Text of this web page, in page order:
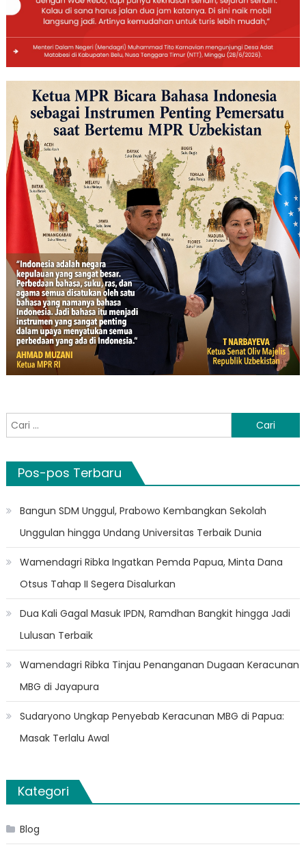
Cari
untuk:
Pos-pos Terbaru
Bangun SDM Unggul, Prabowo Kembangkan Sekolah
Unggulan hingga Undang Universitas Terbaik Dunia
Wamendagri Ribka Ingatkan Pemda Papua, Minta Dana
Otsus Tahap II Segera Disalurkan
Dua Kali Gagal Masuk IPDN, Ramdhan Bangkit hingga Jadi
Lulusan Terbaik
Wamendagri Ribka Tinjau Penanganan Dugaan Keracunan
MBG di Jayapura
Sudaryono Ungkap Penyebab Keracunan MBG di Papua:
Masak Terlalu Awal
Kategori
Blog